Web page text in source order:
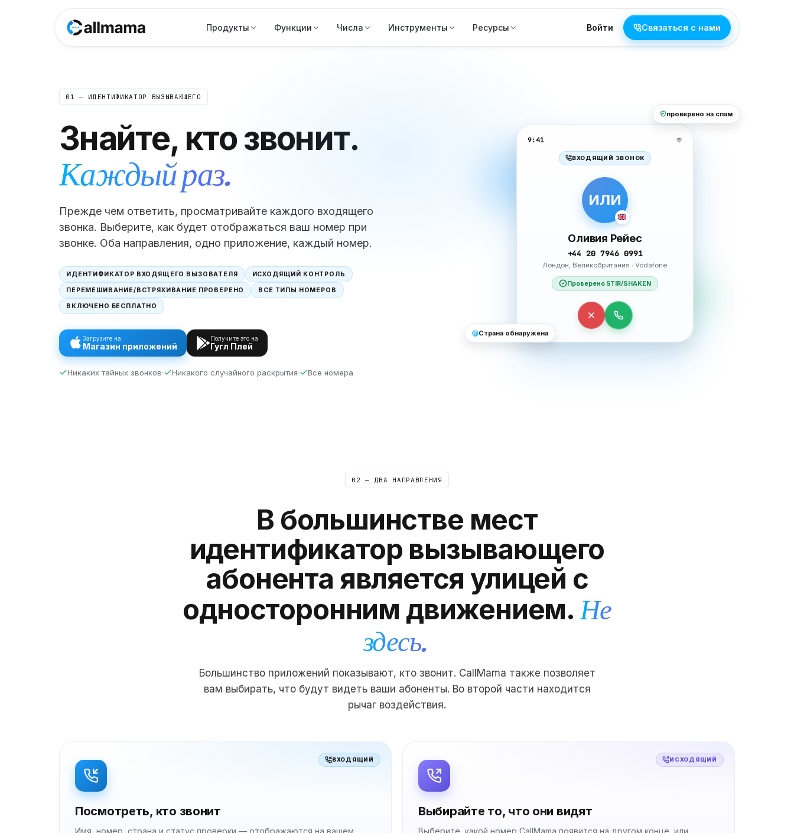
Продукты Функции Числа Инструменты Ресурсы Войти Связаться с нами
01 — ИДЕНТИФИКАТОР ВЫЗЫВАЮЩЕГО
Знайте, кто звонит.
Каждый раз.
Прежде чем ответить, просматривайте каждого входящего
звонка. Выберите, как будет отображаться ваш номер при
звонке. Оба направления, одно приложение, каждый номер.
ИДЕНТИФИКАТОР ВХОДЯЩЕГО ВЫЗОВАТЕЛЯ ИСХОДЯЩИЙ КОНТРОЛЬ
ПЕРЕМЕШИВАНИЕ/ВСТРЯХИВАНИЕ ПРОВЕРЕНО ВСЕ ТИПЫ НОМЕРОВ
ВКЛЮЧЕНО БЕСПЛАТНО
Загрузите на
Магазин приложений
Получите это на
Гугл Плей
Никаких тайных звонков Никакого случайного раскрытия Все номера
9:41
ВХОДЯЩИЙ ЗВОНОК
ИЛИ
Оливия Рейес
+44 20 7946 0991
Лондон, Великобритания · Vodafone
Проверено STIR/SHAKEN
проверено на спам
Страна обнаружена
02 — ДВА НАПРАВЛЕНИЯ
В большинстве мест
идентификатор вызывающего
абонента является улицей с
односторонним движением. Не
здесь.
Большинство приложений показывают, кто звонит. CallMama также позволяет
вам выбирать, что будут видеть ваши абоненты. Во второй части находится
рычаг воздействия.
ВХОДЯЩИЙ
Посмотреть, кто звонит
Имя, номер, страна и статус проверки — отображаются на вашем
ИСХОДЯЩИЙ
Выбирайте то, что они видят
Выберите, какой номер CallMama появится на другом конце, или